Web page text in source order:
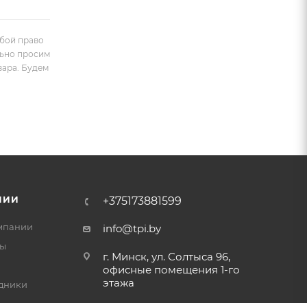
право
просим
Будем
+375173881599
info@tpi.by
г. Минск, ул. Солтыса 96,
офисные помещения 1-го
этажа